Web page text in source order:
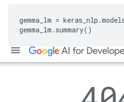
gemma_lm =